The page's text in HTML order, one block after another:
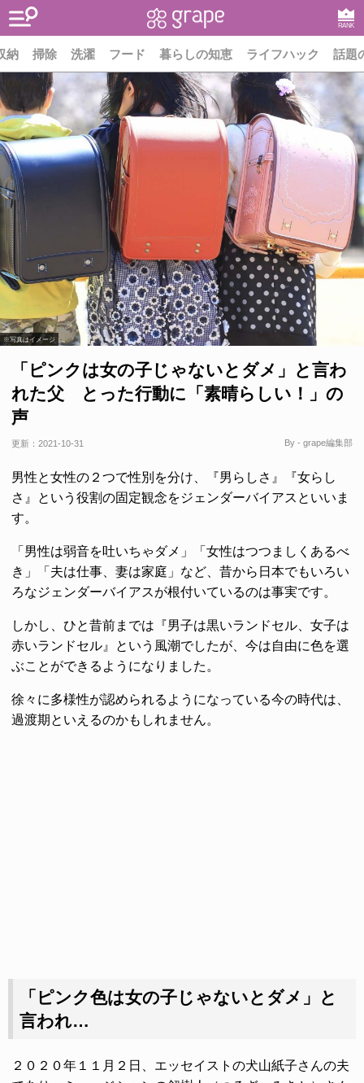
RANK
納 掃除 洗濯 フード 暮らしの知恵 ライフハック 話題
※写真はイメージ
「ピンクは女の子じゃないとダメ」と言わ
れた父 とった行動に「素晴らしい！」の
声
更新： 2021-10-31 By - grape編集部
男性と女性の２つで性別を分け、『男らしさ』『女らし
さ』という役割の固定観念をジェンダーバイアスといいま
す。
「男性は弱音を吐いちゃダメ」「女性はつつましくあるべ
き」「夫は仕事、妻は家庭」など、昔から日本でもいろい
ろなジェンダーバイアスが根付いているのは事実です。
しかし、ひと昔前までは『男子は黒いランドセル、女子は
赤いランドセル』という風潮でしたが、今は自由に色を選
ぶことができるようになりました。
徐々に多様性が認められるようになっている今の時代は、
過渡期といえるのかもしれません。
「ピンク色は女の子じゃないとダメ」と
言われ…
２０２０年１１月２日、エッセイストの犬山紙子さんの夫